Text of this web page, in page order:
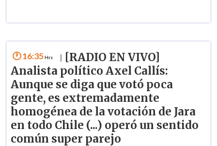
16:35
[RADIO EN VIVO]
Analista político Axel Callís:
Aunque se diga que votó poca
gente, es extremadamente
homogénea de la votación de Jara
en todo Chile (...) operó un sentido
común super parejo